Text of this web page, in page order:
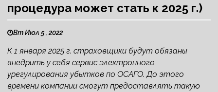
процедура может стать к 2025 г.)
Вт Июл 5 , 2022
К 1 января 2025 г. страховщики будут обязаны
внедрить у себя сервис электронного
урегулирования убытков по ОСАГО. До этого
времени компании смогут предоставлять такую